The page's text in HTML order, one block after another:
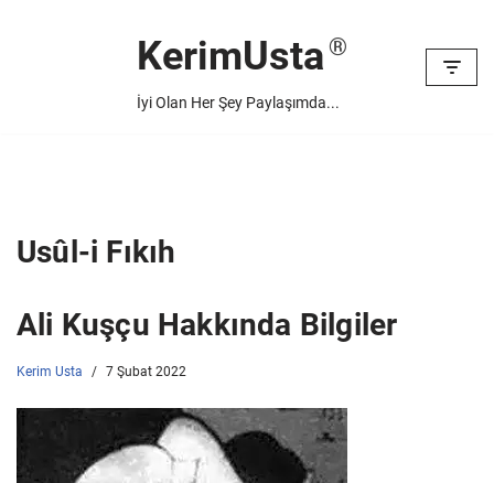
KerimUsta
İyi Olan Her Şey Paylaşımda...
Usûl-i Fıkıh
Ali Kuşçu Hakkında Bilgiler
Kerim Usta 7 Şubat 2022